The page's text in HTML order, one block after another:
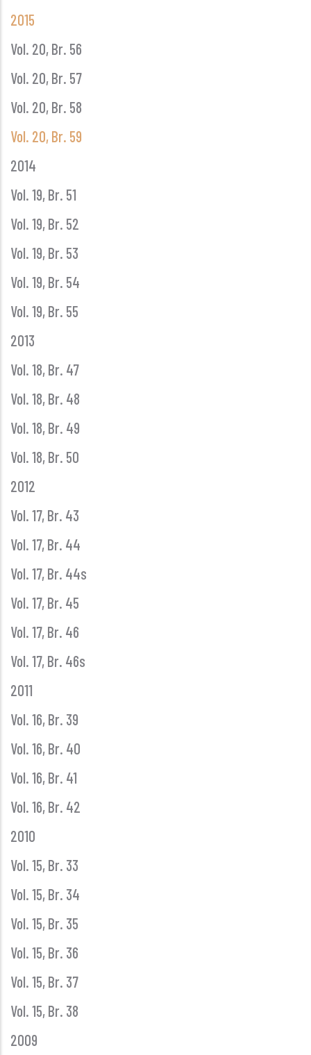
2015
Vol. 20, Br. 56
Vol. 20, Br. 57
Vol. 20, Br. 58
Vol. 20, Br. 59
2014
Vol. 19, Br. 51
Vol. 19, Br. 52
Vol. 19, Br. 53
Vol. 19, Br. 54
Vol. 19, Br. 55
2013
Vol. 18, Br. 47
Vol. 18, Br. 48
Vol. 18, Br. 49
Vol. 18, Br. 50
2012
Vol. 17, Br. 43
Vol. 17, Br. 44
Vol. 17, Br. 44s
Vol. 17, Br. 45
Vol. 17, Br. 46
Vol. 17, Br. 46s
2011
Vol. 16, Br. 39
Vol. 16, Br. 40
Vol. 16, Br. 41
Vol. 16, Br. 42
2010
Vol. 15, Br. 33
Vol. 15, Br. 34
Vol. 15, Br. 35
Vol. 15, Br. 36
Vol. 15, Br. 37
Vol. 15, Br. 38
2009